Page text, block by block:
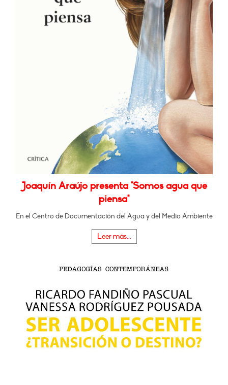
Joaquín Araújo presenta "Somos agua que
piensa"
En el Centro de Documentación del Agua y del Medio Ambiente
Leer más...